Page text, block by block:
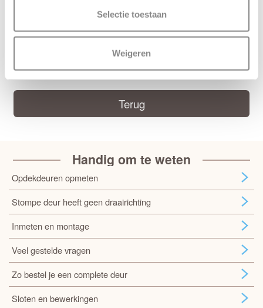
Selectie toestaan
Weigeren
Maatwerk mogelijk: Ja, 50 werkdagen levertijd
Terug
Handig om te weten
Opdekdeuren opmeten
Stompe deur heeft geen draairichting
Inmeten en montage
Veel gestelde vragen
Zo bestel je een complete deur
Sloten en bewerkingen